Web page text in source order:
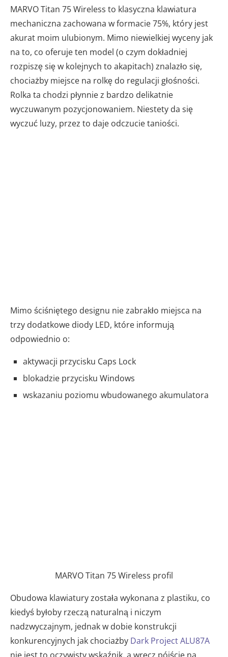
MARVO Titan 75 Wireless to klasyczna klawiatura
mechaniczna zachowana w formacie 75%, który jest
akurat moim ulubionym. Mimo niewielkiej wyceny jak
na to, co oferuje ten model (o czym dokładniej
rozpiszę się w kolejnych to akapitach) znalazło się,
chociażby miejsce na rolkę do regulacji głośności.
Rolka ta chodzi płynnie z bardzo delikatnie
wyczuwanym pozycjonowaniem. Niestety da się
wyczuć luzy, przez to daje odczucie taniości.
Mimo ściśniętego designu nie zabrakło miejsca na
trzy dodatkowe diody LED, które informują
odpowiednio o:
aktywacji przycisku Caps Lock
blokadzie przycisku Windows
wskazaniu poziomu wbudowanego akumulatora
MARVO Titan 75 Wireless profil
Obudowa klawiatury została wykonana z plastiku, co
kiedyś byłoby rzeczą naturalną i niczym
nadzwyczajnym, jednak w dobie konstrukcji
konkurencyjnych jak chociażby Dark Project ALU87A